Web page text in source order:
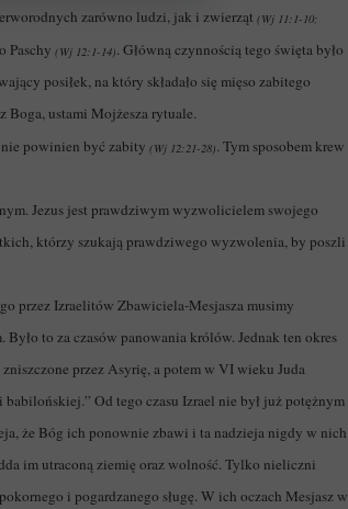
zarówno ludzi, jak i zwierząt (Wj 11:1-10;
Paschy (Wj 12:1-14). Główną czynnością tego święta było
posiłek, na który składało się mięso zabitego
Boga, ustami Mojżesza rytuale.
powinien być zabity (Wj 12:21-28). Tym sposobem krew
Jezus jest prawdziwym wyzwolicielem swojego
którzy szukają prawdziwego wyzwolenia, by poszli
przez Izraelitów Zbawiciela-Mesjasza musimy
to za czasów panowania królów. Jednak ten okres
przez Asyrię, a potem w VI wieku Juda
Od tego czasu Izrael nie był już potężnym
że Bóg ich ponownie zbawi i ta nadzieja nigdy w nich
im utraconą ziemię oraz wolność. Tylko nieliczni
i pogardzanego sługę. W ich oczach Mesjasz w